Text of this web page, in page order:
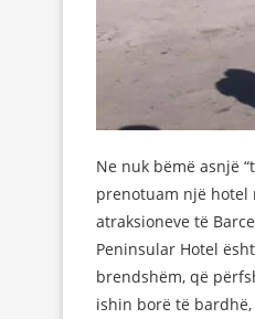
Ne nuk bëmë asnjë
prenotuam një hotel
atraksioneve të
Peninsular Hotel
brendshëm, që
ishin borë të